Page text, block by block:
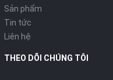
Sản phẩm
Tin tức
Liên hệ
THEO DÕI CHÚNG TÔI